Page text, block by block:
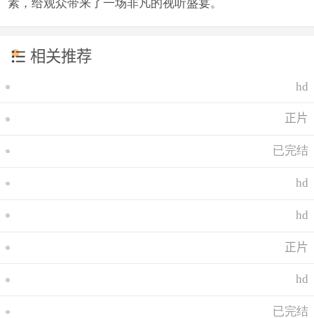
素，给观众带来了一场非凡的视听盛宴。
相关推荐
hd
正片
已完结
hd
hd
正片
hd
已完结